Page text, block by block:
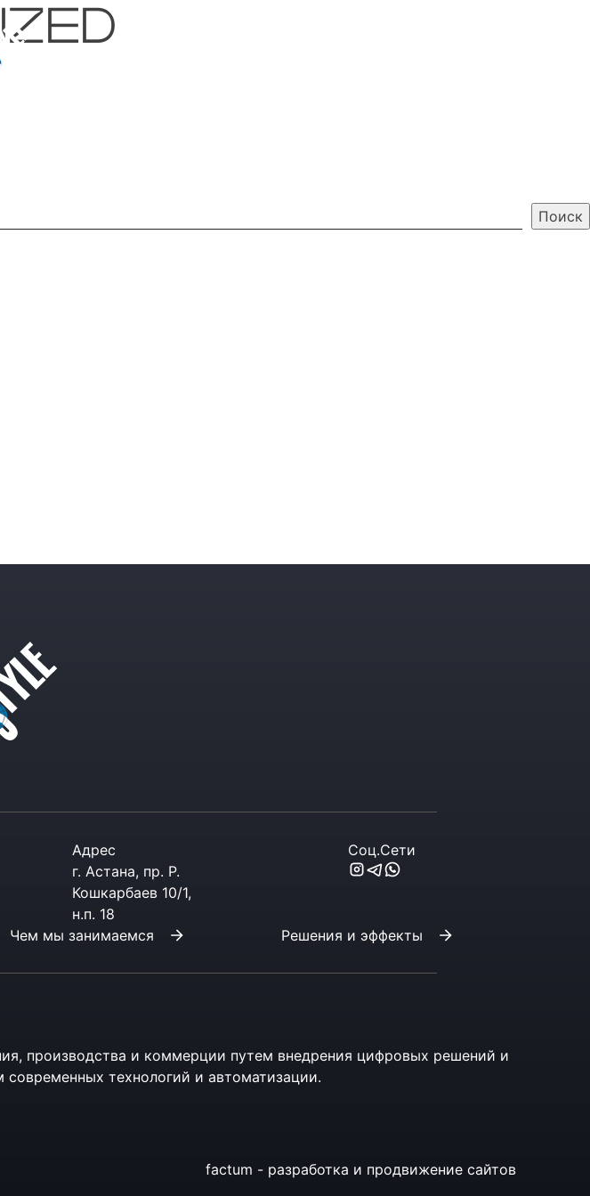
Поиск
Адрес
г. Астана, пр. Р.
Кошкарбаев 10/1,
н.п. 18
Соц.Сети
Чем мы занимаемся Решения и эффекты
производства и коммерции путем внедрения цифровых решений и
технологий и автоматизации.
factum - разработка и продвижение сайтов